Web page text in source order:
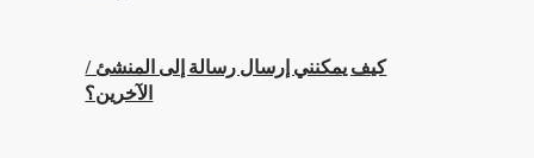
كيف يمكنني إرسال رسالة إلى المنشئ /
الآخرين؟